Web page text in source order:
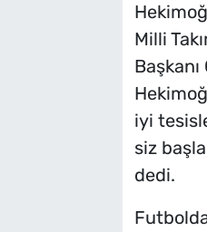
Milli
iyi
siz
dedi.